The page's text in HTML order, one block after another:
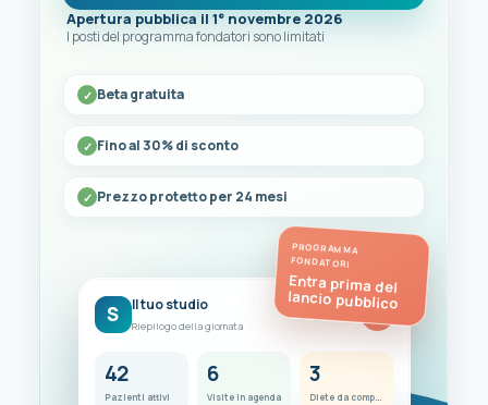
Apertura pubblica il 1° novembre 2026
I posti del programma fondatori sono limitati
Beta gratuita
Fino al 30% di sconto
Prezzo protetto per 24 mesi
PROGRAMMA
FONDATORI
Entra prima del
lancio pubblico
S Il tuo studio
Riepilogo della giornata
FC
42
Pazienti attivi
6
Visite in agenda
3
Diete da completare